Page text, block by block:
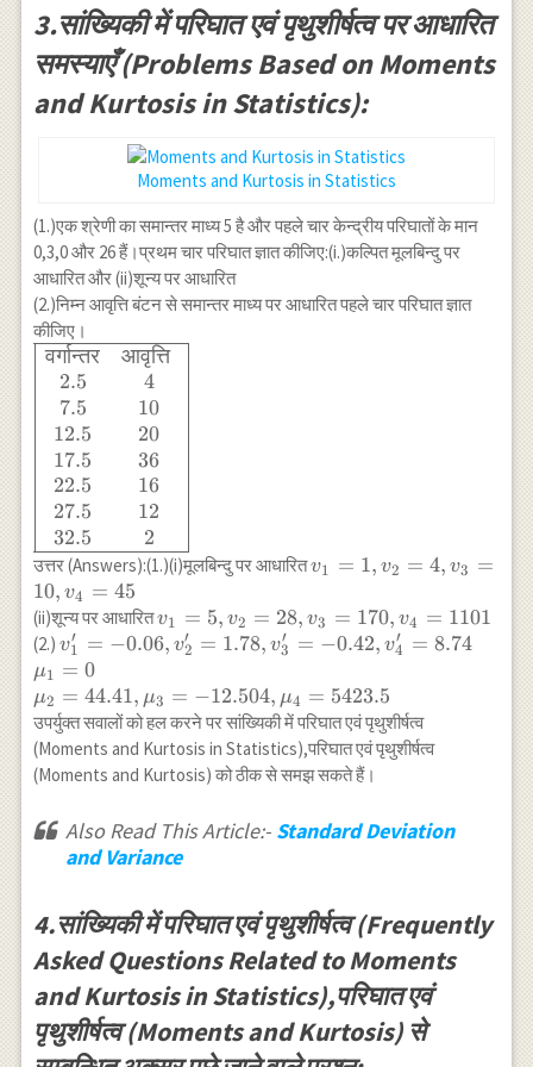
{\mu_2^3}=\frac{(-144)^2}
{(81)^3}=\frac{20736}
{53144} \approx 0.039 \\
\Rightarrow \sqrt{\beta_1}
\approx- 0.197 \\
{\mu_2^2}=\frac{14817}
{(81)^2}=\frac{14817}
\Rightarrow \beta_2
\approx 2.26 \\ \beta_2
\approx 2.26<3
0.197, \beta_2 \approx 2.26
3.सांख्यिकी में परिघात एवं पृथुशीर्षत्व पर आधारित
समस्याएँ (Problems Based on Moments
and Kurtosis in Statistics):
Moments and Kurtosis in Statistics
(1.)एक श्रेणी का समान्तर माध्य 5 है और पहले चार केन्द्रीय परिघातों के मान
0,3,0 और 26 हैं।प्रथम चार परिघात ज्ञात कीजिए:(i.)कल्पित मूलबिन्दु पर
आधारित और (ii)शून्य पर आधारित
(2.)निम्न आवृत्ति बंटन से समान्तर माध्य पर आधारित पहले चार परिघात ज्ञात
कीजिए।
\begin{array}
{|cc|}\hline
\text{वर्गान्तर}
& \text{आवृत्ति
} \\ 2.5 & 4
\\ 7.5 & 10 \\
12.5 & 20 \\
17.5 & 36 \\
22.5 & 16 \\
27.5 & 12 \\
32.5 & 2 \\
\hline
\end{array}
वर्गान्तर
2.5
7.5
12.5
17.5
22.5
27.5
32.5
आवृत्ति
4
10
20
36
16
12
2
उत्तर (Answers):(1.)(i)मूलबिन्दु पर आधारितv_1=1,
v_3=10,
v_4=45
v1 = 1, v2 = 4, v3
=
10, v4 = 45
(ii)शून्य पर आधारितv_1=5,
v_2=28,
v_4=1101
v1 = 5, v2 = 28, v3 = 170, v4 = 1101
(2.) v_1^{\prime}=-0.06,
v_2^{\prime}=1.78,
v_3^{\prime}=-0.42
,v_4^{\prime}=8.74
\\ \mu_1=0 \\
\mu_2=44.41,
\mu_4=5423.5
v1
′ = −0.06, v2
′ = 1.78, v3
′ = −0.42, v4
′ = 8.74
μ1 = 0
μ2 = 44.41, μ3 = −12.504, μ4 = 5423.5
उपर्युक्त सवालों को हल करने पर सांख्यिकी में परिघात एवं पृथुशीर्षत्व
(Moments and Kurtosis in Statistics),परिघात एवं पृथुशीर्षत्व
(Moments and Kurtosis) को ठीक से समझ सकते हैं।
Also Read This Article:- Standard Deviation
and Variance
4.सांख्यिकी में परिघात एवं पृथुशीर्षत्व (Frequently
Asked Questions Related to Moments
and Kurtosis in Statistics),परिघात एवं
पृथुशीर्षत्व (Moments and Kurtosis) से